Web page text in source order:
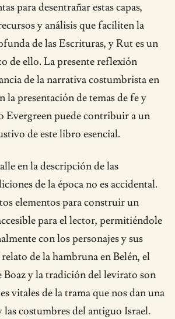
para desentrañar estas capas,
y análisis que faciliten la
de las Escrituras, y Rut es un
de ello. La presente reflexión
de la narrativa costumbrista en
la presentación de temas de fe y
Evergreen puede contribuir a un
de este libro esencial.
en la descripción de las
de la época no es accidental.
elementos para construir un
para el lector, permitiéndole
con los personajes y sus
de la hambruna en Belén, el
Boaz y la tradición del levirato son
vitales de la trama que nos dan una
las costumbres del antiguo Israel.